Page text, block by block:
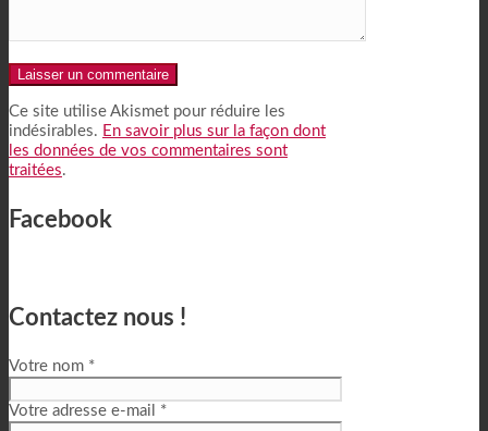
Alternative:
Ce site utilise Akismet pour réduire les
indésirables. En savoir plus sur la façon dont
les données de vos commentaires sont
traitées.
Facebook
Contactez nous !
Votre nom *
Votre adresse e-mail *